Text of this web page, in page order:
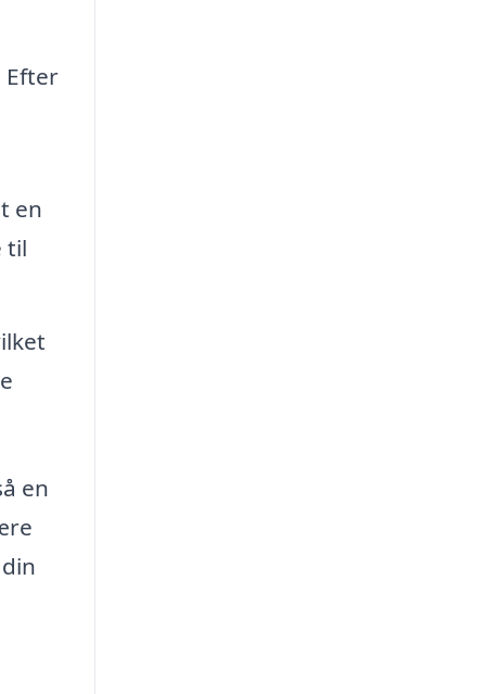
en
til
en